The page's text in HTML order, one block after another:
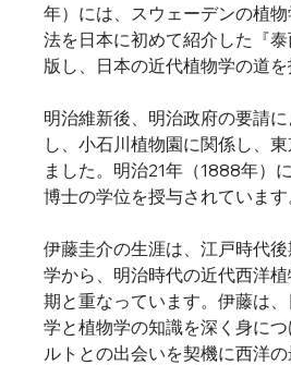
年）には、スウェーデンの植
法を日本に初めて紹介した『
版し、日本の近代植物学の道
明治維新後、明治政府の要請
し、小石川植物園に関係し、
ました。明治21年（1888年）
博士の学位を授与されています
伊藤圭介の生涯は、江戸時代
学から、明治時代の近代西洋
期と重なっています。伊藤は
学と植物学の知識を深く身に
ルトとの出会いを契機に西洋